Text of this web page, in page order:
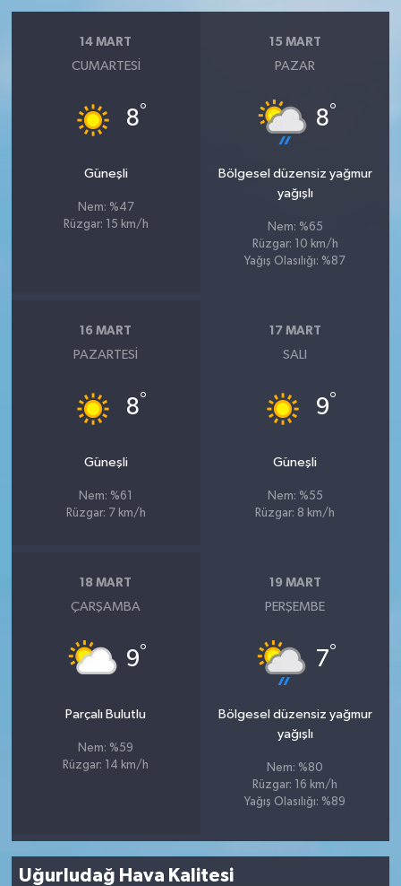
14 MART
CUMARTESI
8°
Güneşli
Nem: %47
Rüzgar: 15 km/h
15 MART
PAZAR
8°
Bölgesel düzensiz yağmur
yağışlı
Nem: %65
Rüzgar: 10 km/h
Yağış Olasılığı: %87
16 MART
PAZARTESI
8°
Güneşli
Nem: %61
Rüzgar: 7 km/h
17 MART
SALI
9°
Güneşli
Nem: %55
Rüzgar: 8 km/h
18 MART
ÇARŞAMBA
9°
Parçalı Bulutlu
Nem: %59
Rüzgar: 14 km/h
19 MART
PERŞEMBE
7°
Bölgesel düzensiz yağmur
yağışlı
Nem: %80
Rüzgar: 16 km/h
Yağış Olasılığı: %89
Uğurludağ Hava Kalitesi